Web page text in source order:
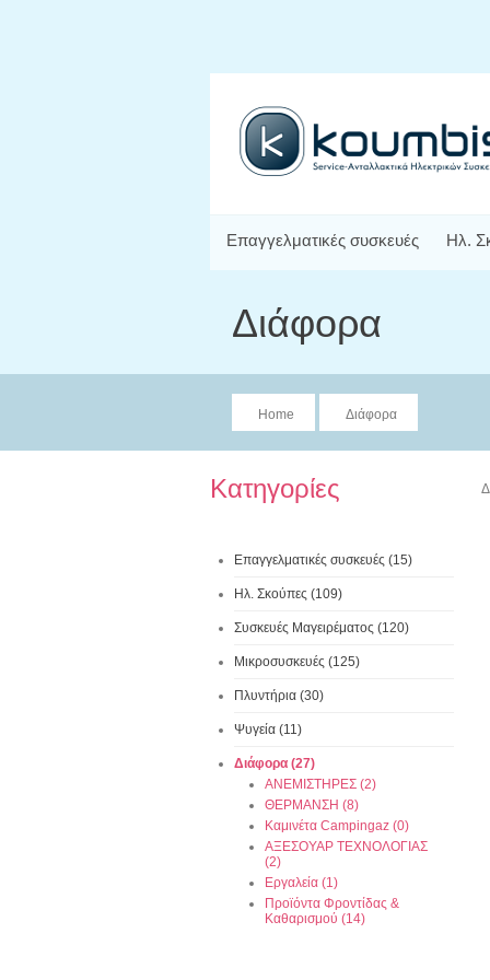
Επαγγελματικές συσκευές Ηλ.
Διάφορα
Home Διάφορα
Κατηγορίες
Επαγγελματικές συσκευές (15)
Ηλ. Σκούπες (109)
Συσκευές Μαγειρέματος (120)
Μικροσυσκευές (125)
Πλυντήρια (30)
Ψυγεία (11)
Διάφορα (27)
ΑΝΕΜΙΣΤΗΡΕΣ (2)
ΘΕΡΜΑΝΣΗ (8)
Καμινέτα Campingaz (0)
ΑΞΕΣΟΥΑΡ ΤΕΧΝΟΛΟΓΙΑΣ
(2)
Εργαλεία (1)
Προϊόντα Φροντίδας &
Καθαρισμού (14)